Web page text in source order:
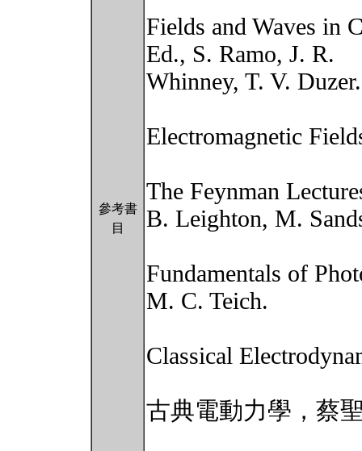
參考書
目
Fields and Waves in
Ed., S. Ramo, J. R.
Whinney, T. V. Duzer.
Electromagnetic
The Feynman
B. Leighton, M.
Fundamentals of
M. C. Teich.
Classical
古典電動力學，蔡